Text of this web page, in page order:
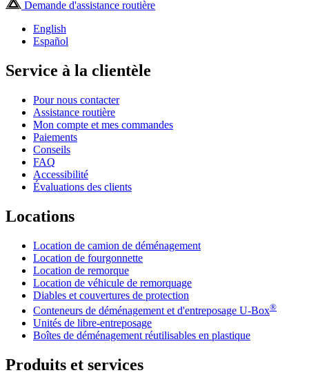
Demande d'assistance routière
English
Español
Service à la clientèle
Pour nous contacter
Assistance routière
Mon compte et mes commandes
Paiements
Conseils
FAQ
Accessibilité
Évaluations des clients
Locations
Location de camion de déménagement
Location de fourgonnette
Location de remorque
Location de véhicule de remorquage
Diables et couvertures de protection
Conteneurs de déménagement et d'entreposage U-Box®
Unités de libre-entreposage
Boîtes de déménagement réutilisables en plastique
Produits et services